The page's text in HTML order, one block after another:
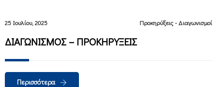
25 Ιουλίου, 2025 Προκηρύξεις - Διαγωνισμοί
ΔΙΑΓΩΝΙΣΜΟΣ – ΠΡΟΚΗΡΥΞΕΙΣ
Περισσότερα